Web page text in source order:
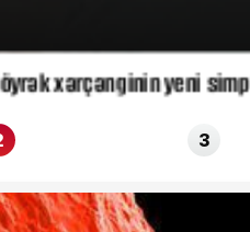
xərçənginin yeni
3